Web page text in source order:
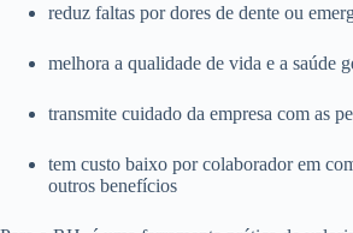
reduz faltas por dores de dente ou
melhora a qualidade de vida e a saúde
transmite cuidado da empresa com as
tem custo baixo por colaborador em
outros benefícios